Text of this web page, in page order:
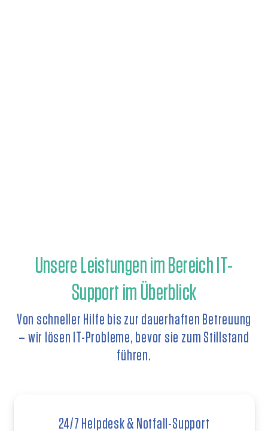
Unsere Leistungen im Bereich IT-
Support im Überblick
Von schneller Hilfe bis zur dauerhaften Betreuung
– wir lösen IT-Probleme, bevor sie zum Stillstand
führen.
24/7 Helpdesk & Notfall-Support